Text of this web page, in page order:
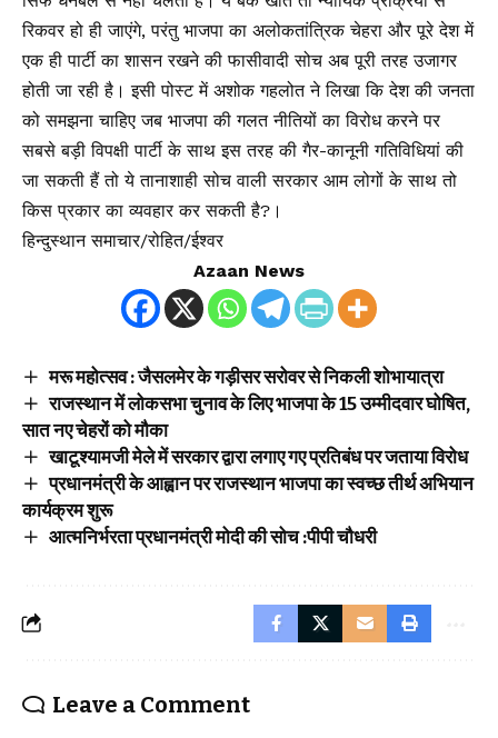
रिकवर हो ही जाएंगे, परंतु भाजपा का अलोकतांत्रिक चेहरा और पूरे देश में
एक ही पार्टी का शासन रखने की फासीवादी सोच अब पूरी तरह उजागर
होती जा रही है। इसी पोस्ट में अशोक गहलोत ने लिखा कि देश की जनता
को समझना चाहिए जब भाजपा की गलत नीतियों का विरोध करने पर
सबसे बड़ी विपक्षी पार्टी के साथ इस तरह की गैर-कानूनी गतिविधियां की
जा सकती हैं तो ये तानाशाही सोच वाली सरकार आम लोगों के साथ तो
किस प्रकार का व्यवहार कर सकती है?।
हिन्दुस्थान समाचार/रोहित/ईश्वर
Azaan News
मरू महोत्सव : जैसलमेर के गड़ीसर सरोवर से निकली शोभायात्रा
राजस्थान में लोकसभा चुनाव के लिए भाजपा के 15 उम्मीदवार घोषित,
सात नए चेहरों को मौका
खाटूश्यामजी मेले में सरकार द्वारा लगाए गए प्रतिबंध पर जताया विरोध
प्रधानमंत्री के आह्वान पर राजस्थान भाजपा का स्वच्छ तीर्थ अभियान
कार्यक्रम शुरू
आत्मनिर्भरता प्रधानमंत्री मोदी की सोच :पीपी चौधरी
Leave a Comment